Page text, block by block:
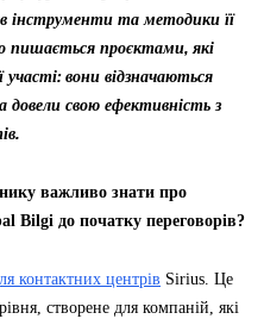
інструменти та методики її
пишається проєктами, які
участі: вони відзначаються
довели свою ефективність з
важливо знати про
Bilgi до початку переговорів?
контактних центрів Sirius. Це
створене для компаній, які